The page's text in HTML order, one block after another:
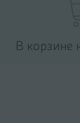
В корзине